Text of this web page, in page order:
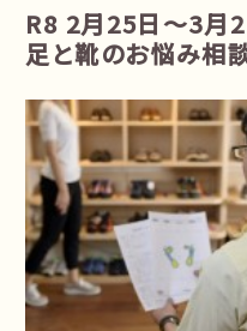
R8 2月25日～3月2
足と靴のお悩み